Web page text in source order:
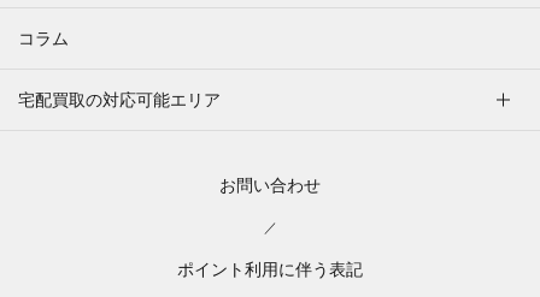
コラム
宅配買取の対応可能エリア
お問い合わせ
／
ポイント利用に伴う表記